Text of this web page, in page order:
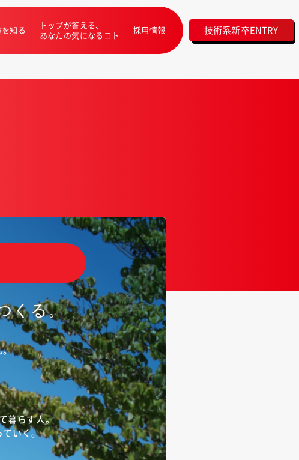
知る
トップが答える、
あなたの気になるコト
採用情報 技術系新卒ENTRY
くる。
。​
暮らす人。​
ていく。​